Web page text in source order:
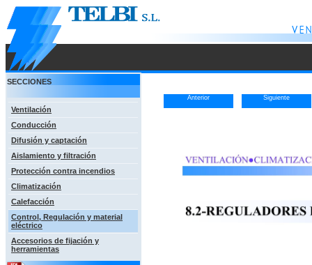
SECCIONES
Ventilación
Conducción
Difusión y captación
Aislamiento y filtración
Protección contra incendios
Climatización
Calefacción
Control, Regulación y material
eléctrico
Accesorios de fijación y
herramientas
Anterior Siguiente